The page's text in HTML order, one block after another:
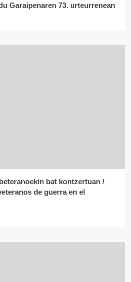
Garaipenaren 73. urteurrenean
bat kontzertuan /
de guerra en el